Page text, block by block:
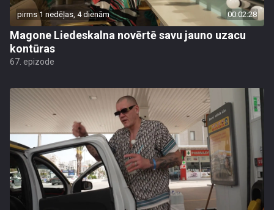
pirms 1 nedēļas, 4 dienām 00:02:28
Magone Liedeskalna novērtē savu jauno uzacu
kontūras
67. epizode